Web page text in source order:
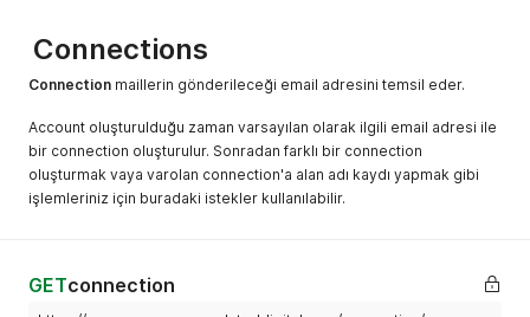
Connections
Connection maillerin gönderileceği email adresini temsil eder.
Account oluşturulduğu zaman varsayılan olarak ilgili email adresi ile
bir connection oluşturulur. Sonradan farklı bir connection
oluşturmak vaya varolan connection'a alan adı kaydı yapmak gibi
işlemleriniz için buradaki istekler kullanılabilir.
GETconnection